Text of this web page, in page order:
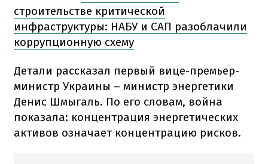
строительстве критической
инфраструктуры: НАБУ и САП разоблачили
коррупционную схему
Детали рассказал первый вице-премьер-
министр Украины – министр энергетики
Денис Шмыгаль. По его словам, война
показала: концентрация энергетических
активов означает концентрацию рисков.